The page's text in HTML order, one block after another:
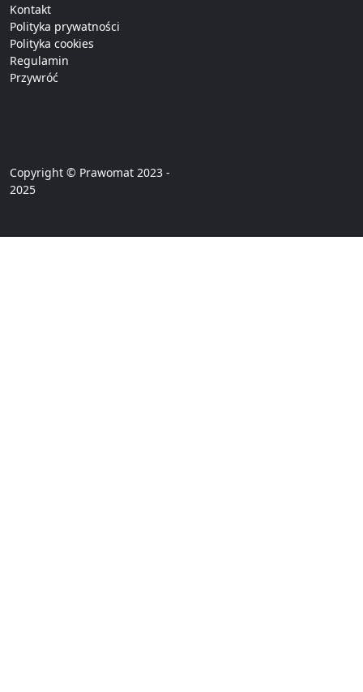
Kontakt
Polityka prywatności
Polityka cookies
Regulamin
Przywróć
Copyright © Prawomat 2023 -
2025